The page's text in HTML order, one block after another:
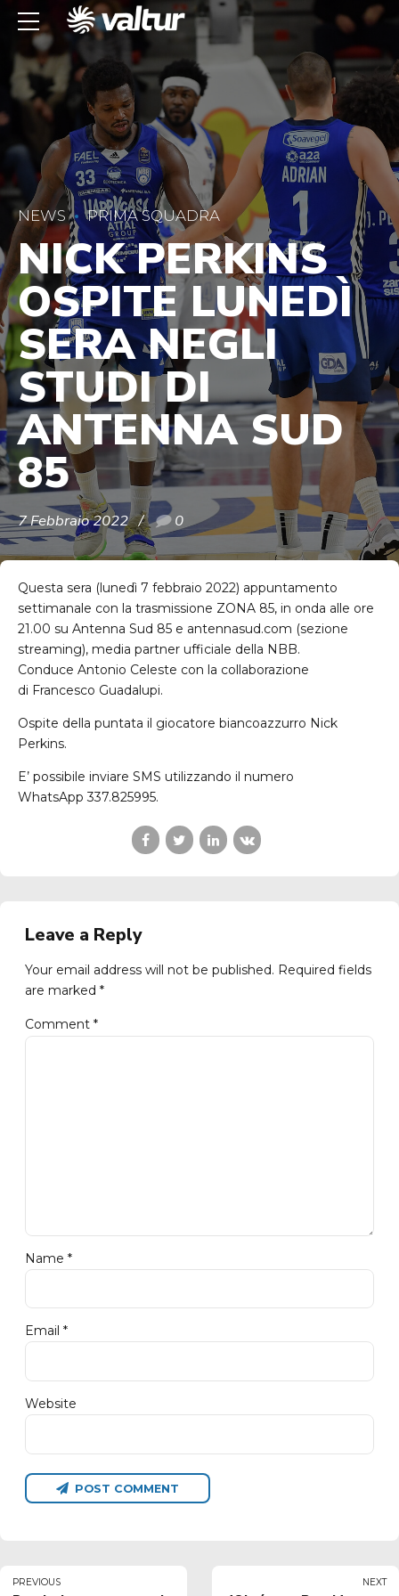
NEWS PRIMA SQUADRA
NICK PERKINS
OSPITE LUNEDÌ
SERA NEGLI
STUDI DI
ANTENNA SUD
85
7 Febbraio 2022 0
Questa sera (lunedì 7 febbraio 2022) appuntamento
settimanale con la trasmissione ZONA 85, in onda alle ore
21.00 su Antenna Sud 85 e antennasud.com (sezione
streaming), media partner ufficiale della NBB.
Conduce Antonio Celeste con la collaborazione
di Francesco Guadalupi.
Ospite della puntata il giocatore biancoazzurro Nick
Perkins.
E’ possibile inviare SMS utilizzando il numero
WhatsApp 337.825995.
Leave a Reply
Your email address will not be published. Required fields
are marked *
Comment *
Name *
Email *
Website
POST COMMENT
PREVIOUS NEXT